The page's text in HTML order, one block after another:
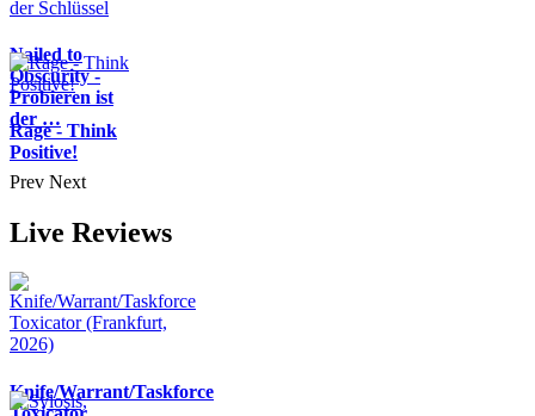
Nailed to
Obscurity -
Probieren ist
der …
Rage - Think
Positive!
Prev Next
Live Reviews
Knife/Warrant/Taskforce